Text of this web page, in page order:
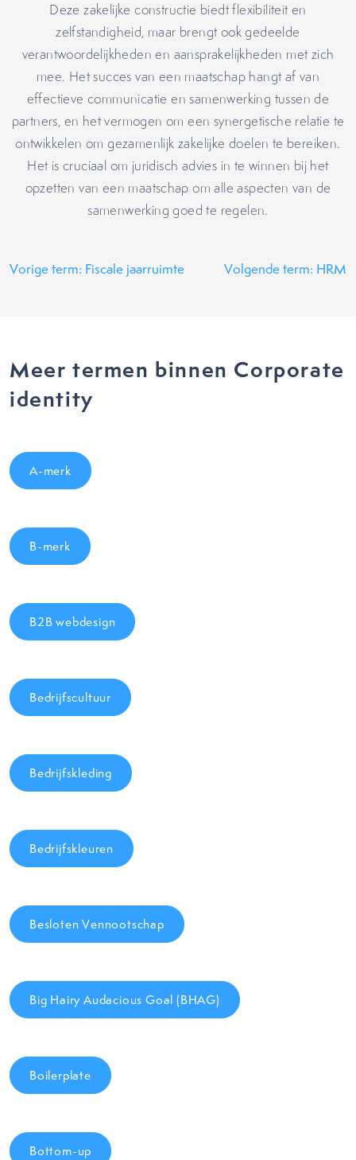
Deze zakelijke constructie biedt flexibiliteit en
zelfstandigheid, maar brengt ook gedeelde
verantwoordelijkheden en aansprakelijkheden met zich
mee. Het succes van een maatschap hangt af van
effectieve communicatie en samenwerking tussen de
partners, en het vermogen om een synergetische relatie te
ontwikkelen om gezamenlijk zakelijke doelen te bereiken.
Het is cruciaal om juridisch advies in te winnen bij het
opzetten van een maatschap om alle aspecten van de
samenwerking goed te regelen.
Vorige term: Fiscale jaarruimte Volgende term: HRM
Meer termen binnen Corporate
identity
A-merk
B-merk
B2B webdesign
Bedrijfscultuur
Bedrijfskleding
Bedrijfskleuren
Besloten Vennootschap
Big Hairy Audacious Goal (BHAG)
Boilerplate
Bottom-up